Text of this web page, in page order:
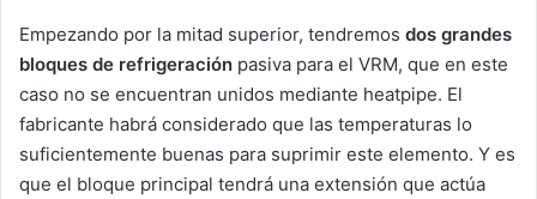
Empezando por la mitad superior, tendremos dos grandes
bloques de refrigeración pasiva para el VRM, que en este
caso no se encuentran unidos mediante heatpipe. El
fabricante habrá considerado que las temperaturas lo
suficientemente buenas para suprimir este elemento. Y es
que el bloque principal tendrá una extensión que actúa